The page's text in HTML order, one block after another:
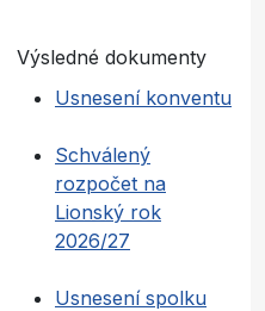
Výsledné dokumenty
Usnesení konventu
Schválený
rozpočet na
Lionský rok
2026/27
Usnesení spolku